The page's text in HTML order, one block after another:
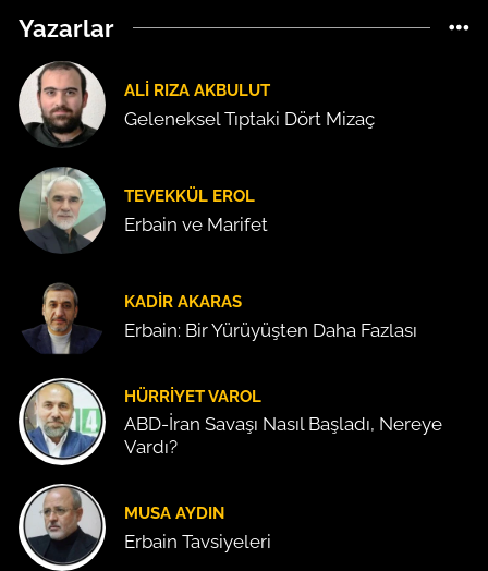
Yazarlar
ALI RIZA AKBULUT
Geleneksel Tıptaki Dört Mizaç
TEVEKKÜL EROL
Erbain ve Marifet
KADIR AKARAS
Erbain: Bir Yürüyüşten Daha Fazlası
HÜRRIYET VAROL
ABD-İran Savaşı Nasıl Başladı, Nereye
Vardı?
MUSA AYDIN
Erbain Tavsiyeleri